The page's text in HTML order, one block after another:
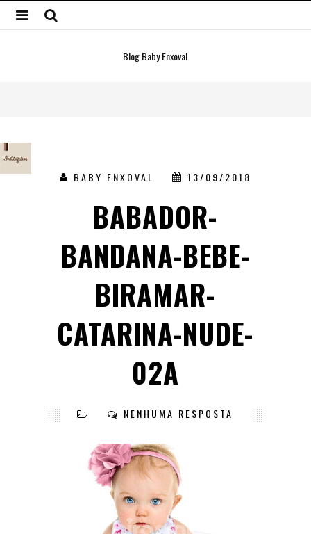
Blog Baby Enxoval
BABY ENXOVAL 13/09/2018
BABADOR-
BANDANA-BEBE-
BIRAMAR-
CATARINA-NUDE-
02A
NENHUMA RESPOSTA